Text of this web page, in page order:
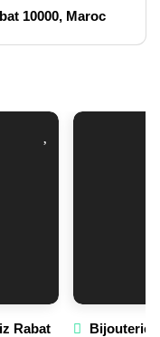
10000, Maroc
Rabat Bijouterie